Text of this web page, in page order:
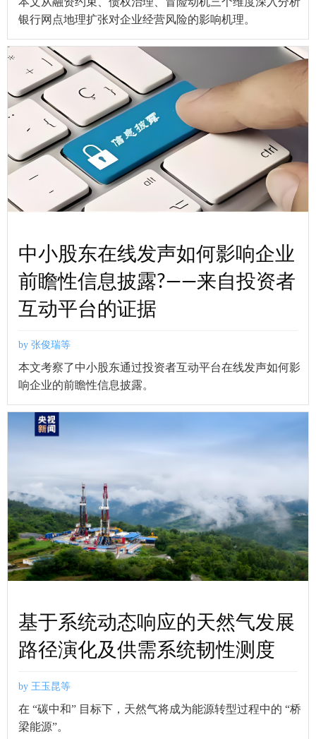
银行网点地理扩张对企业经营风险的影响机理。
中小股东在线发声如何影响企业
前瞻性信息披露?——来自投资者
互动平台的证据
by 张俊瑞等
本文考察了中小股东通过投资者互动平台在线发声如何影
响企业的前瞻性信息披露。
基于系统动态响应的天然气发展
路径演化及供需系统韧性测度
by 王玉昆等
在 “碳中和” 目标下，天然气将成为能源转型过程中的 “桥
梁能源”。